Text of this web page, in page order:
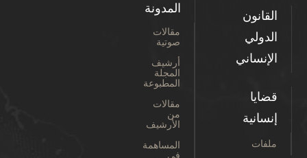
القانون
الدولي
الإنساني
قضايا
إنسانية
ملفات
المدونة
مقالات
صوتية
أرشيف
المجلة
المطبوعة
مقالات
من
الأرشيف
المساهمة
في